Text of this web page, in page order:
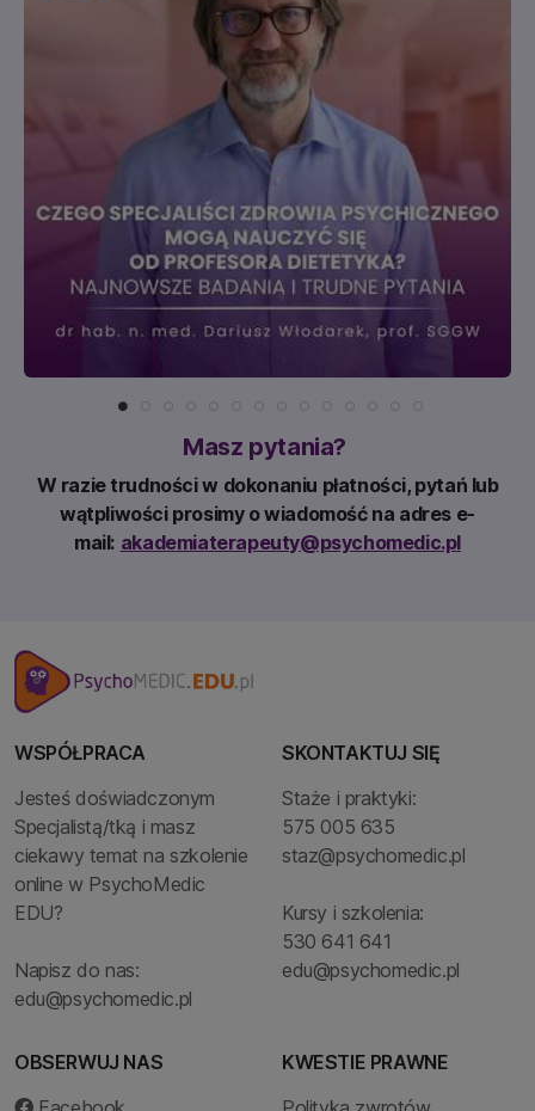
Masz pytania?
W razie trudności w dokonaniu płatności, pytań lub
wątpliwości prosimy o wiadomość na adres e-
mail: akademiaterapeuty@psychomedic.pl
WSPÓŁPRACA
Jesteś doświadczonym
Specjalistą/tką i masz
ciekawy temat na szkolenie
online w PsychoMedic
EDU?
Napisz do nas:
edu@psychomedic.pl
SKONTAKTUJ SIĘ
Staże i praktyki:
575 005 635
staz@psychomedic.pl
Kursy i szkolenia:
530 641 641
edu@psychomedic.pl
OBSERWUJ NAS
KWESTIE PRAWNE